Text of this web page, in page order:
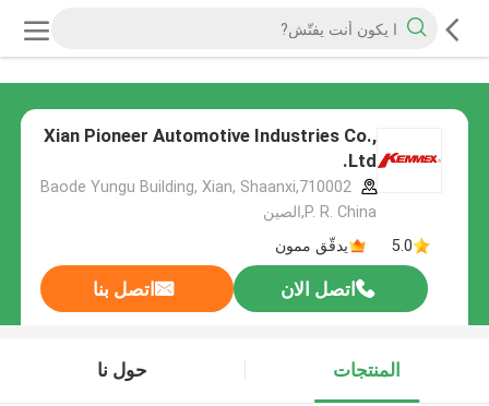
Xian Pioneer Automotive Industries Co.,
Ltd.
Baode Yungu Building, Xian, Shaanxi,710002
P. R. China,الصين
5.0
يدقّق ممون
اتصل الان اتصل بنا
المنتجات حول نا